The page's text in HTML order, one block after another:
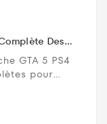
Des
GTA 5 PS4
pour